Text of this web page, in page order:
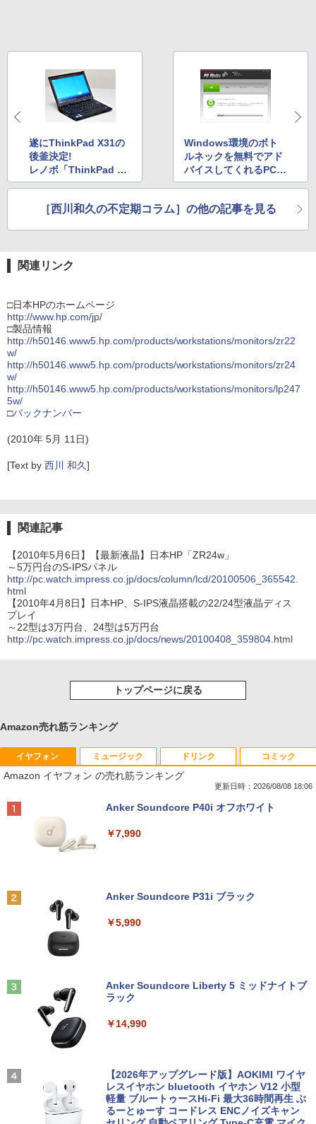
遂にThinkPad X31の
後釜決定!
レノボ「ThinkPad X2
01i」
Windows環境のボト
ルネックを無料でアド
バイスしてくれるPC
Matic
［西川和久の不定期コラム］の他の記事を見る
関連リンク
□日本HPのホームページ
http://www.hp.com/jp/
□製品情報
http://h50146.www5.hp.com/products/workstations/monitors/zr22
w/
http://h50146.www5.hp.com/products/workstations/monitors/zr24
w/
http://h50146.www5.hp.com/products/workstations/monitors/lp247
5w/
□バックナンバー
(2010年 5月 11日)
[Text by 西川 和久]
関連記事
【2010年5月6日】【最新液晶】日本HP「ZR24w」
～5万円台のS-IPSパネル
http://pc.watch.impress.co.jp/docs/column/lcd/20100506_365542.
html
【2010年4月8日】日本HP、S-IPS液晶搭載の22/24型液晶ディス
プレイ
～22型は3万円台、24型は5万円台
http://pc.watch.impress.co.jp/docs/news/20100408_359804.html
トップページに戻る
Amazon売れ筋ランキング
イヤフォン
Amazon イヤフォン の売れ筋ランキング
更新日時：2026/08/08 18:06
Anker Soundcore P40i オフホワイト
￥7,990
Anker Soundcore P31i ブラック
￥5,990
Anker Soundcore Liberty 5 ミッドナイトブ
ラック
￥14,990
【2026年アップグレード版】AOKIMI ワイヤ
レスイヤホン bluetooth イヤホン V12 小型
軽量 ブルートゥースHi-Fi 最大36時間再生 ぶ
るーとゅーす コードレス ENCノイズキャン
ミュージック ドリンク コミック